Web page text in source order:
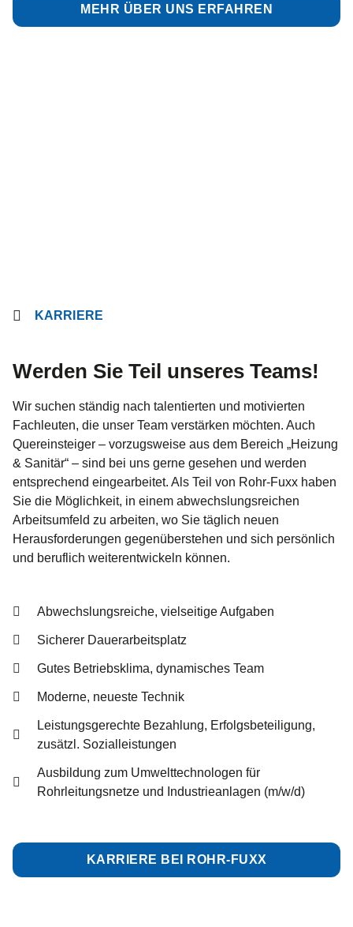
MEHR ÜBER UNS ERFAHREN
KARRIERE
Werden Sie Teil unseres Teams!
Wir suchen ständig nach talentierten und motivierten
Fachleuten, die unser Team verstärken möchten. Auch
Quereinsteiger – vorzugsweise aus dem Bereich „Heizung
& Sanitär“ – sind bei uns gerne gesehen und werden
entsprechend eingearbeitet. Als Teil von Rohr-Fuxx haben
Sie die Möglichkeit, in einem abwechslungsreichen
Arbeitsumfeld zu arbeiten, wo Sie täglich neuen
Herausforderungen gegenüberstehen und sich persönlich
und beruflich weiterentwickeln können.
Abwechslungsreiche, vielseitige Aufgaben
Sicherer Dauerarbeitsplatz
Gutes Betriebsklima, dynamisches Team
Moderne, neueste Technik
Leistungsgerechte Bezahlung, Erfolgsbeteiligung,
zusätzl. Sozialleistungen
Ausbildung zum Umwelttechnologen für
Rohrleitungsnetze und Industrieanlagen (m/w/d)
KARRIERE BEI ROHR-FUXX